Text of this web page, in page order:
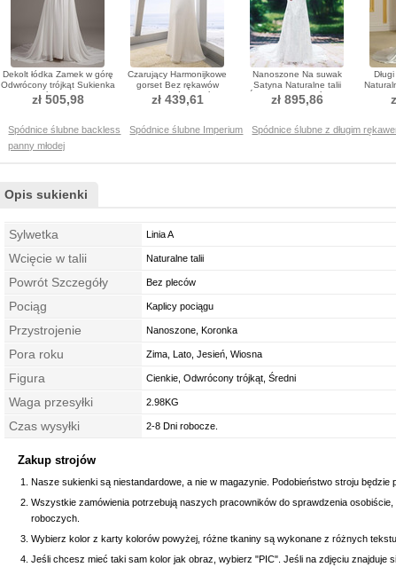
Dekolt łódka Zamek w górę
Odwrócony trójkąt Sukienka
ślubne
zł 505,98
Czarujący Harmonijkowe
gorset Bez rękawów
Plisowane Spódnica ślubne
zł 439,61
Nanoszone Na suwak
Satyna Naturalne talii
Średni Sukienka ślubne
zł 895,86
Spódnice ślubne backless Spódnice ślubne Imperium Spódnice ślubne z długim
panny młodej
Opis sukienki
Sylwetka Linia A
Wcięcie w talii Naturalne talii
Powrót Szczegóły Bez pleców
Pociąg Kaplicy pociągu
Przystrojenie Nanoszone, Koronka
Pora roku Zima, Lato, Jesień, Wiosna
Figura Cienkie, Odwrócony trójkąt, Średni
Waga przesyłki 2.98KG
Czas wysyłki 2-8 Dni robocze.
Zakup strojów
Nasze sukienki są niestandardowe, a nie w magazynie. Podobieństwo stroju będzie
Wszystkie zamówienia potrzebują naszych pracowników do sprawdzenia
roboczych.
Wybierz kolor z karty kolorów powyżej, różne tkaniny są wykonane z różnych
Jeśli chcesz mieć taki sam kolor jak obraz, wybierz "PIC". Jeśli na zdjęciu